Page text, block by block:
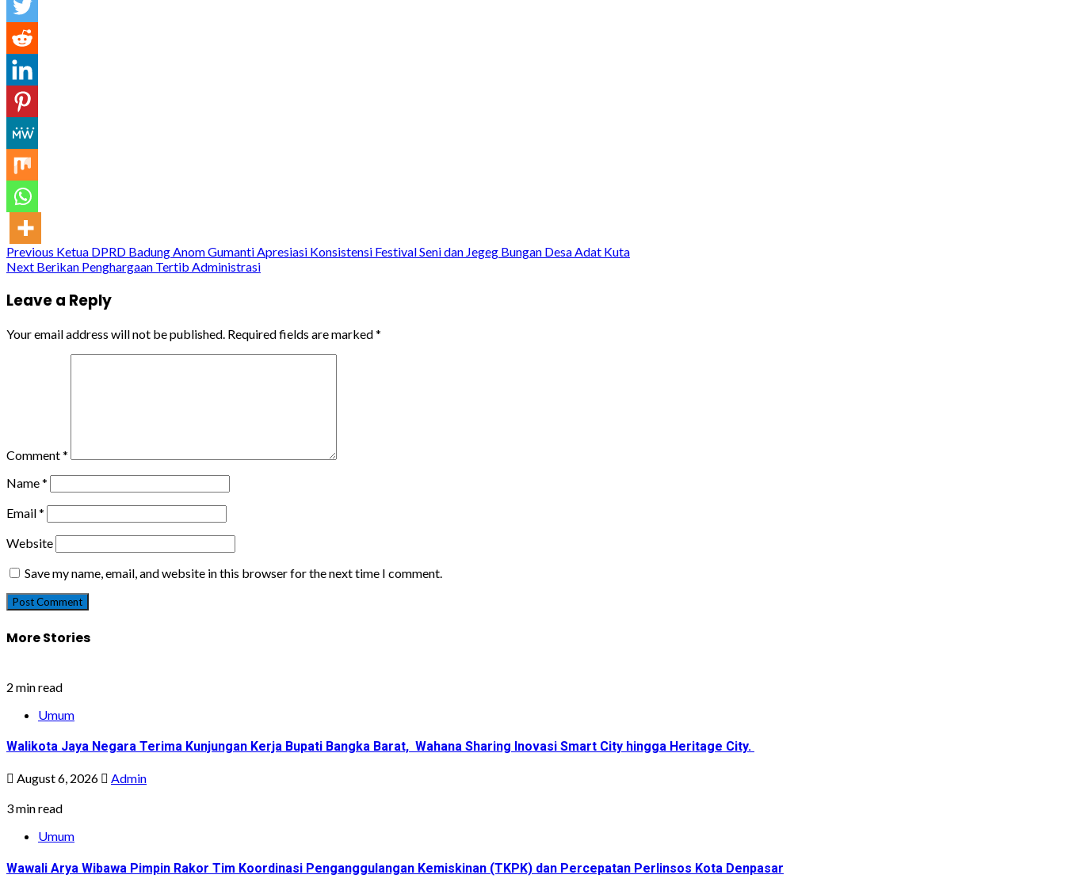
Continue
Previous Ketua DPRD Badung Anom Gumanti Apresiasi Konsistensi Festival Seni dan Jegeg Bungan Desa Adat Kuta
Next Berikan Penghargaan Tertib Administrasi
Leave a Reply
Your email address will not be published. Required fields are marked*
Comment*
Name*
Email*
Website
Save my name, email, and website in this browser for the next time I comment.
More Stories
2 min read
Umum
Walikota Jaya Negara Terima Kunjungan Kerja Bupati Bangka Barat, Wahana Sharing Inovasi Smart City hingga Heritage City.
August 6, 2026
Admin
3 min read
Umum
Wawali Arya Wibawa Pimpin Rakor Tim Koordinasi Penganggulangan Kemiskinan (TKPK) dan Percepatan Perlinsos Kota Denpasar